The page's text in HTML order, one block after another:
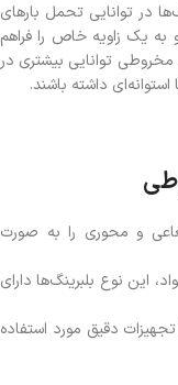
در توانایی تحمل بارهای
به یک زاویه خاص را فراهم
توانایی بیشتری در
داشته باشند.
و محوری را به صورت
این نوع بلبرینگ‌ها دارای
دقیق مورد استفاده